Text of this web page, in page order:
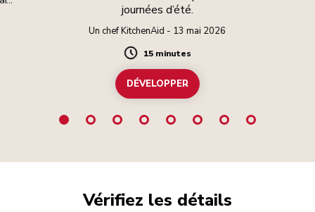
journées d’été.
Un chef KitchenAid - 13 mai 2026
Duration
15 minutes
DÉVELOPPER
Vérifiez les détails